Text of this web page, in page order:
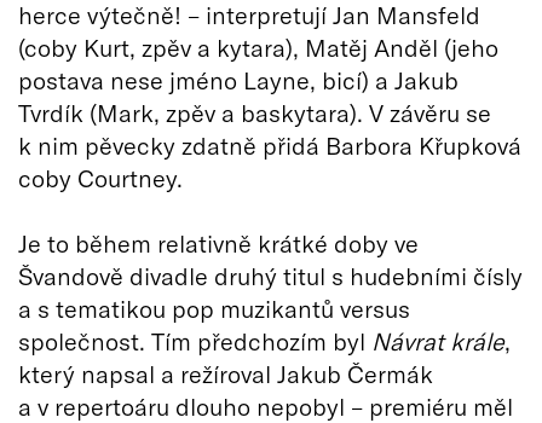
herce výtečně! – interpretují Jan Mansfeld
(coby Kurt, zpěv a kytara), Matěj Anděl (jeho
postava nese jméno Layne, bicí) a Jakub
Tvrdík (Mark, zpěv a baskytara). V závěru se
k nim pěvecky zdatně přidá Barbora Křupková
coby Courtney.
Je to během relativně krátké doby ve
Švandově divadle druhý titul s hudebními čísly
a s tematikou pop muzikantů versus
společnost. Tím předchozím byl Návrat krále,
který napsal a režíroval Jakub Čermák
a v repertoáru dlouho nepobyl – premiéru měl